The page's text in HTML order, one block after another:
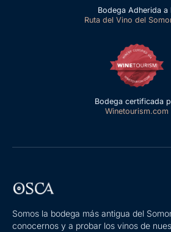
Bodega Adherida a
Ruta del Vino del
Bodega certificada
Winetourism.com
Somos la bodega más antigua del
conocernos y a probar los vinos de